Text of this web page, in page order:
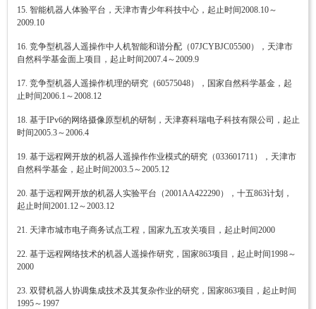
15. 智能机器人体验平台，天津市青少年科技中心，起止时间2008.10～
2009.10
16. 竞争型机器人遥操作中人机智能和谐分配（07JCYBJC05500），天津市
自然科学基金面上项目，起止时间2007.4～2009.9
17. 竞争型机器人遥操作机理的研究（60575048），国家自然科学基金，起
止时间2006.1～2008.12
18. 基于IPv6的网络摄像原型机的研制，天津赛科瑞电子科技有限公司，起止
时间2005.3～2006.4
19. 基于远程网开放的机器人遥操作作业模式的研究（033601711），天津市
自然科学基金，起止时间2003.5～2005.12
20. 基于远程网开放的机器人实验平台（2001AA422290），十五863计划，
起止时间2001.12～2003.12
21. 天津市城市电子商务试点工程，国家九五攻关项目，起止时间2000
22. 基于远程网络技术的机器人遥操作研究，国家863项目，起止时间1998～
2000
23. 双臂机器人协调集成技术及其复杂作业的研究，国家863项目，起止时间
1995～1997